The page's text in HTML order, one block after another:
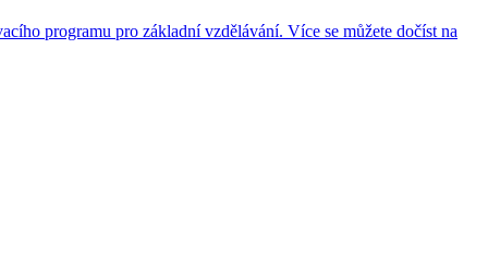
programu pro základní vzdělávání. Více se můžete dočíst na